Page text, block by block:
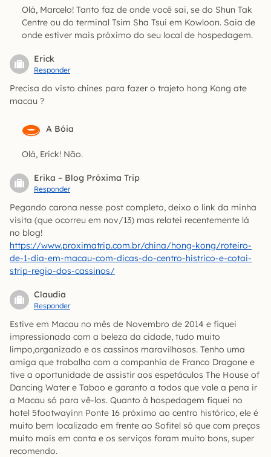
Olá, Marcelo! Tanto faz de onde você sai, se do Shun Tak
Centre ou do terminal Tsim Sha Tsui em Kowloon. Saia de
onde estiver mais próximo do seu local de hospedagem.
Erick
Responder
Precisa do visto chines para fazer o trajeto hong Kong ate
macau ?
A Bóia
Olá, Erick! Não.
Erika – Blog Próxima Trip
Responder
Pegando carona nesse post completo, deixo o link da minha
visita (que ocorreu em nov/13) mas relatei recentemente lá
no blog!
https://www.proximatrip.com.br/china/hong-kong/roteiro-
de-1-dia-em-macau-com-dicas-do-centro-histrico-e-cotai-
strip-regio-dos-cassinos/
Claudia
Responder
Estive em Macau no mês de Novembro de 2014 e fiquei
impressionada com a beleza da cidade, tudo muito
limpo,organizado e os cassinos maravilhosos. Tenho uma
amiga que trabalha com a companhia de Franco Dragone e
tive a oportunidade de assistir aos espetáculos The House of
Dancing Water e Taboo e garanto a todos que vale a pena ir
a Macau só para vê-los. Quanto à hospedagem fiquei no
hotel 5footwayinn Ponte 16 próximo ao centro histórico, ele é
muito bem localizado em frente ao Sofitel só que com preços
muito mais em conta e os serviços foram muito bons, super
recomendo.